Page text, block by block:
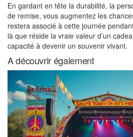
En gardant en tête la durabilité, la
de remise, vous augmentez les
restera associé à cette journée
là que réside la vraie valeur d’un
capacité à devenir un souvenir vivant.
A découvrir également